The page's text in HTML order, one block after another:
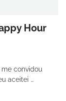
Hour
me convidou
aceitei …